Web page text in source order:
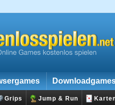
Grips Jump & Run